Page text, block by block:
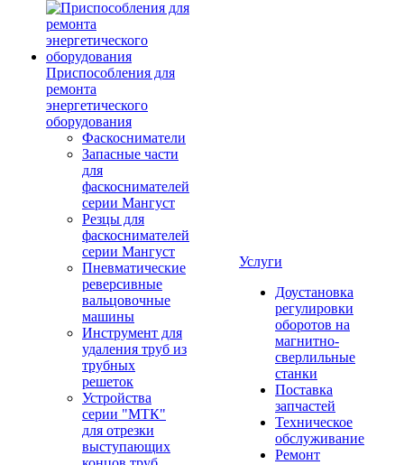
Приспособления для
ремонта
энергетического
оборудования
Фаскосниматели
Запасные части
для
фаскоснимателей
серии Мангуст
Резцы для
фаскоснимателей
серии Мангуст
Пневматические
реверсивные
вальцовочные
машины
Инструмент для
удаления труб из
трубных
решеток
Устройства
серии "МТК"
для отрезки
выступающих
Услуги
Доустановка
регулировки
оборотов на
магнитно-
сверлильные
станки
Поставка
запчастей
Техническое
обслуживание
Ремонт